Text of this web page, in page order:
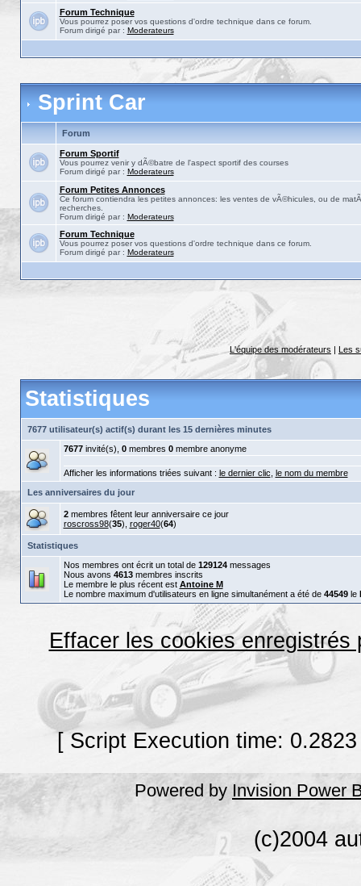
Forum Technique
Vous pourrez poser vos questions d'ordre technique dans ce forum.
Forum dirigé par : Moderateurs
Sprint Car
Forum
Forum Sportif
Vous pourrez venir y dÃ©batre de l'aspect sportif des courses
Forum dirigé par : Moderateurs
Forum Petites Annonces
Ce forum contiendra les petites annonces: les ventes de vÃ©hicules, ou de
recherches.
Forum dirigé par : Moderateurs
Forum Technique
Vous pourrez poser vos questions d'ordre technique dans ce forum.
Forum dirigé par : Moderateurs
L'équipe des modérateurs | Les
Statistiques
7677 utilisateur(s) actif(s) durant les 15 dernières minutes
7677invité(s), 0membres 0membre anonyme
Afficher les informations triées suivant : le dernier clic le nom du membre
Les anniversaires du jour
2membres fêtent leur anniversaire ce jour
roscross98(35), roger40(64)
Statistiques
Nos membres ont écrit un total de 129124messages
Nous avons 4613membres inscrits
Le membre le plus récent est Antoine M
Le nombre maximum d'utilisateurs en ligne simultanément a été de 44549le
Effacer les cookies enregistrés
[ Script Execution time:
Powered by Invision Power
(c)2004